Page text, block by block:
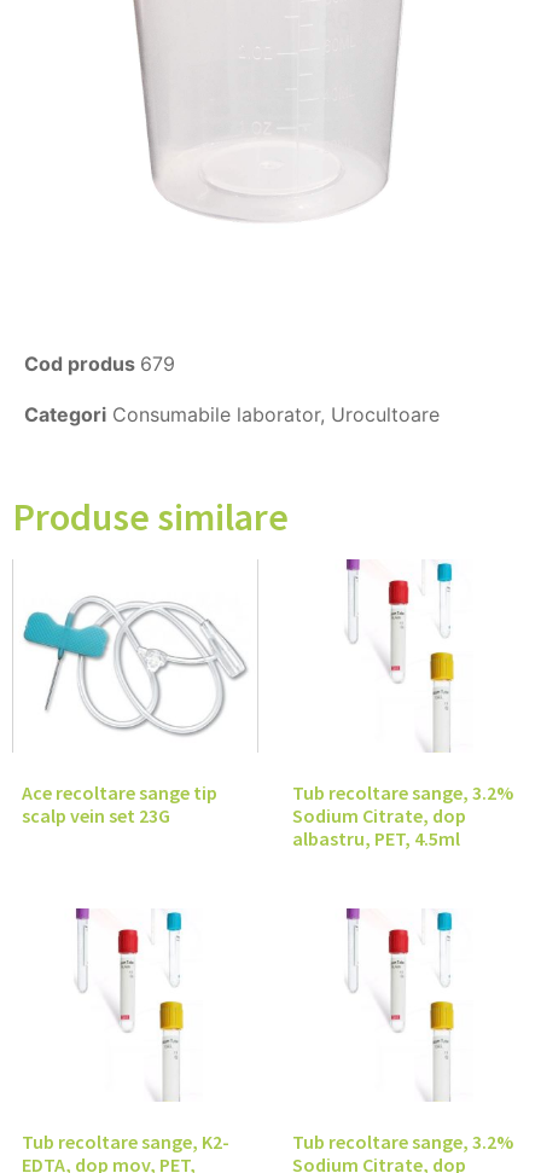
Cod produs 679
Categori Consumabile laborator, Urocultoare
Produse similare
Ace recoltare sange tip
scalp vein set 23G
Tub recoltare sange, 3.2%
Sodium Citrate, dop
albastru, PET, 4.5ml
Tub recoltare sange, K2-
EDTA, dop mov, PET,
Tub recoltare sange, 3.2%
Sodium Citrate, dop